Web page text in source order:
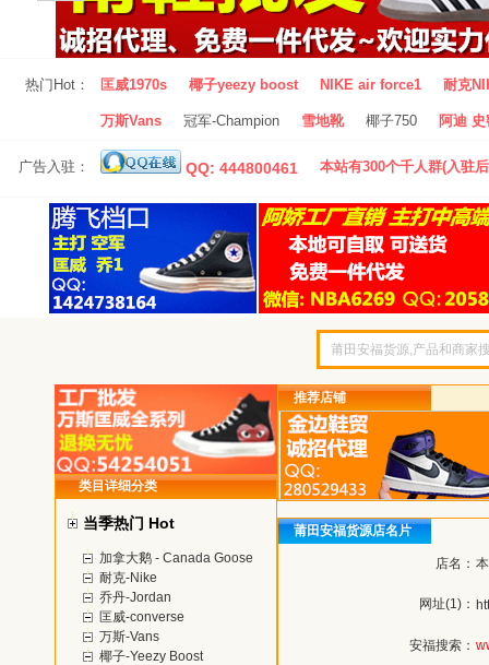
热门Hot： 匡威1970s 椰子yeezy boost NIKE air force1 耐克
万斯Vans 冠军-Champion 雪地靴 椰子750 阿迪
广告入驻： QQ: 444800461 本站有300个千人群(入驻
类目详细分类
当季热门 Hot
加拿大鹅 - Canada Goose
耐克-Nike
乔丹-Jordan
匡威-converse
万斯-Vans
椰子-Yeezy Boost
推荐店铺
莆田安福货源店名片
店名：
网址(1)：
安福搜索：